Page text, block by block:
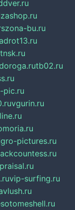
bu.ru
tb02.ru
pic.ru
vgurin.ru
pictures.ru
vip-surfing.ru